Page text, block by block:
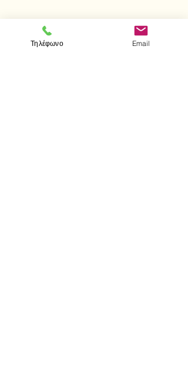
< Προηγούμενο Επόμενο >
Τηλέφωνο Email